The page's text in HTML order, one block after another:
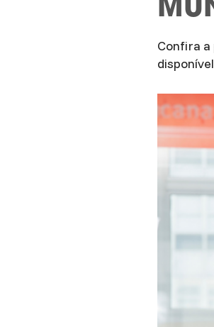
Confira a